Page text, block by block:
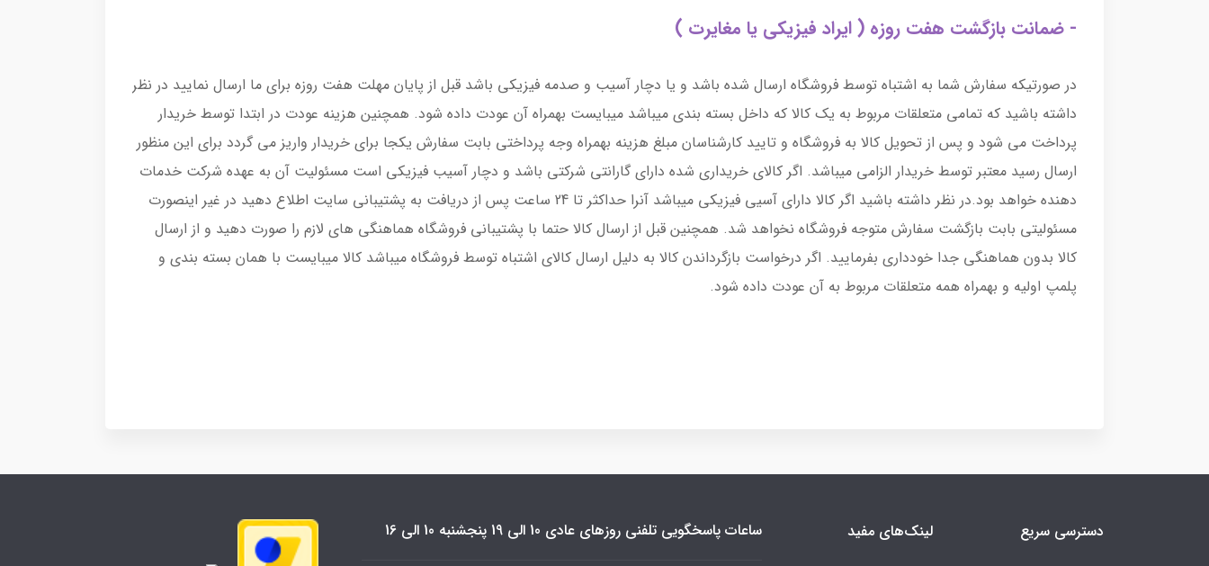
- ضمانت بازگشت هفت روزه ( ایراد فیزیکی یا مغایرت )
در صورتیکه سفارش شما به اشتباه توسط فروشگاه ارسال شده باشد و یا دچار آسیب و صدمه فیزیکی باشد قبل از پایان مهلت هفت روزه برای ما ارسال نمایید در نظر
داشته باشید که تمامی متعلقات مربوط به یک کالا که داخل بسته بندی میباشد میبایست بهمراه آن عودت داده شود. همچنین هزینه عودت در ابتدا توسط خریدار
پرداخت می شود و پس از تحویل کالا به فروشگاه و تایید کارشناسان مبلغ هزینه بهمراه وجه پرداختی بابت سفارش یکجا برای خریدار واریز می گردد برای این منظور
ارسال رسید معتبر توسط خریدار الزامی میباشد. اگر کالای خریداری شده دارای گارانتی شرکتی باشد و دچار آسیب فیزیکی است مسئولیت آن به عهده شرکت خدمات
دهنده خواهد بود.در نظر داشته باشید اگر کالا دارای آسیی فیزیکی میباشد آنرا حداکثر تا 24 ساعت پس از دریافت به پشتیبانی سایت اطلاع دهید در غیر اینصورت
مسئولیتی بابت بازگشت سفارش متوجه فروشگاه نخواهد شد. همچنین قبل از ارسال کالا حتما با پشتیبانی فروشگاه هماهنگی های لازم را صورت دهید و از ارسال
کالا بدون هماهنگی جدا خودداری بفرمایید. اگر درخواست بازگرداندن کالا به دلیل ارسال کالای اشتباه توسط فروشگاه میباشد کالا میبایست با همان بسته بندی و
پلمپ اولیه و بهمراه همه متعلقات مربوط به آن عودت داده شود.
دسترسی سریع لینک‌های مفید ساعات پاسخگویی تلفنی روزهای عادی 10 الی 19 پنجشنبه 10 الی 16